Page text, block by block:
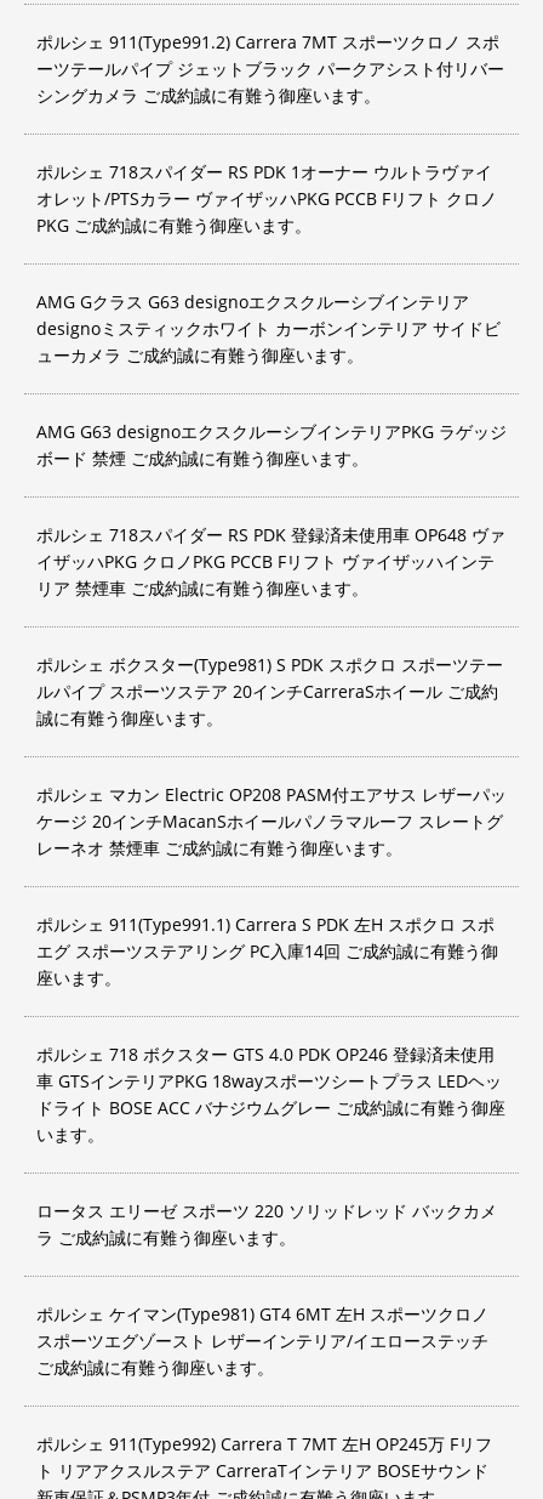
ポルシェ 911(Type991.2) Carrera 7MT スポーツクロノ スポ
ーツテールパイプ ジェットブラック パークアシスト付リバー
シングカメラ ご成約誠に有難う御座います。
ポルシェ 718スパイダー RS PDK 1オーナー ウルトラヴァイ
オレット/PTSカラー ヴァイザッハPKG PCCB Fリフト クロノ
PKG ご成約誠に有難う御座います。
AMG Gクラス G63 designoエクスクルーシブインテリア
designoミスティックホワイト カーボンインテリア サイドビ
ューカメラ ご成約誠に有難う御座います。
AMG G63 designoエクスクルーシブインテリアPKG ラゲッジ
ボード 禁煙 ご成約誠に有難う御座います。
ポルシェ 718スパイダー RS PDK 登録済未使用車 OP648 ヴァ
イザッハPKG クロノPKG PCCB Fリフト ヴァイザッハインテ
リア 禁煙車 ご成約誠に有難う御座います。
ポルシェ ボクスター(Type981) S PDK スポクロ スポーツテー
ルパイプ スポーツステア 20インチCarreraSホイール ご成約
誠に有難う御座います。
ポルシェ マカン Electric OP208 PASM付エアサス レザーパッ
ケージ 20インチMacanSホイールパノラマルーフ スレートグ
レーネオ 禁煙車 ご成約誠に有難う御座います。
ポルシェ 911(Type991.1) Carrera S PDK 左H スポクロ スポ
エグ スポーツステアリング PC入庫14回 ご成約誠に有難う御
座います。
ポルシェ 718 ボクスター GTS 4.0 PDK OP246 登録済未使用
車 GTSインテリアPKG 18wayスポーツシートプラス LEDヘッ
ドライト BOSE ACC バナジウムグレー ご成約誠に有難う御座
います。
ロータス エリーゼ スポーツ 220 ソリッドレッド バックカメ
ラ ご成約誠に有難う御座います。
ポルシェ ケイマン(Type981) GT4 6MT 左H スポーツクロノ
スポーツエグゾースト レザーインテリア/イエローステッチ
ご成約誠に有難う御座います。
ポルシェ 911(Type992) Carrera T 7MT 左H OP245万 Fリフ
ト リアアクスルステア CarreraTインテリア BOSEサウンド